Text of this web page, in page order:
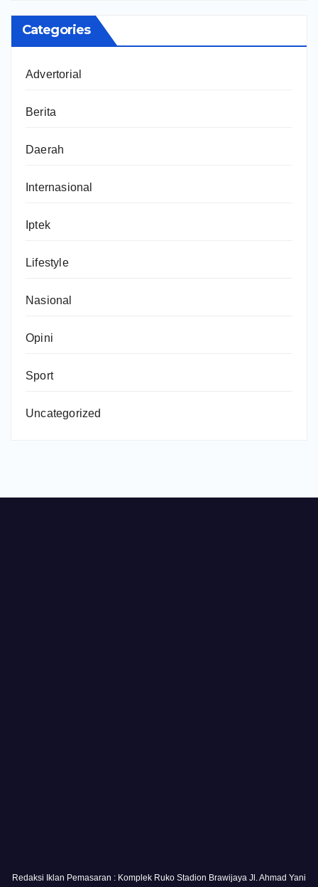
Categories
Advertorial
Berita
Daerah
Internasional
Iptek
Lifestyle
Nasional
Opini
Sport
Uncategorized
Redaksi Iklan Pemasaran : Komplek Ruko Stadion Brawijaya Jl. Ahmad Yani